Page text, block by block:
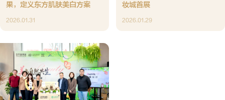
果，定义东方肌肤美白方案
2026.01.31
妆城首展
2026.01.29